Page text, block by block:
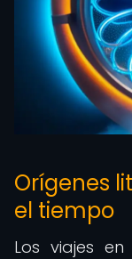
Orígenes
el tiempo
Los viajes